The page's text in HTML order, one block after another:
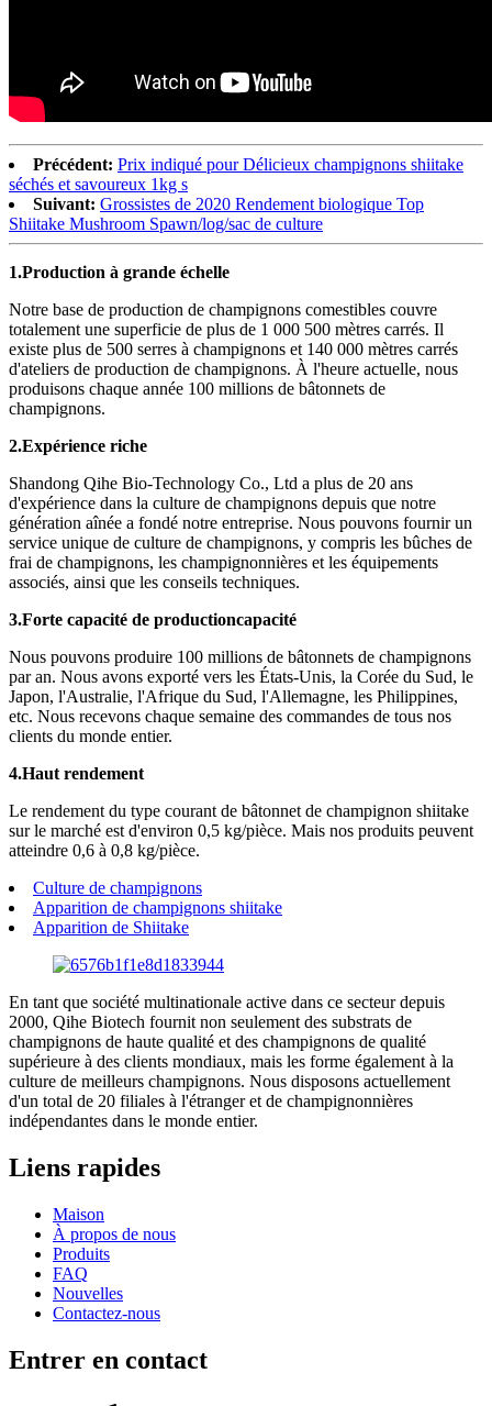
Précédent: Prix ​​indiqué pour Délicieux champignons shiitake
séchés et savoureux 1kg s
Suivant: Grossistes de 2020 Rendement biologique Top
Shiitake Mushroom Spawn/log/sac de culture
1.Production à grande échelle
Notre base de production de champignons comestibles couvre
totalement une superficie de plus de 1 000 500 mètres carrés. Il
existe plus de 500 serres à champignons et 140 000 mètres carrés
d'ateliers de production de champignons. À l'heure actuelle, nous
produisons chaque année 100 millions de bâtonnets de
champignons.
2.Expérience riche
Shandong Qihe Bio-Technology Co., Ltd a plus de 20 ans
d'expérience dans la culture de champignons depuis que notre
génération aînée a fondé notre entreprise. Nous pouvons fournir un
service unique de culture de champignons, y compris les bûches de
frai de champignons, les champignonnières et les équipements
associés, ainsi que les conseils techniques.
3.Forte capacité de productioncapacité
Nous pouvons produire 100 millions de bâtonnets de champignons
par an. Nous avons exporté vers les États-Unis, la Corée du Sud, le
Japon, l'Australie, l'Afrique du Sud, l'Allemagne, les Philippines,
etc. Nous recevons chaque semaine des commandes de tous nos
clients du monde entier.
4.Haut rendement
Le rendement du type courant de bâtonnet de champignon shiitake
sur le marché est d'environ 0,5 kg/pièce. Mais nos produits peuvent
atteindre 0,6 à 0,8 kg/pièce.
Culture de champignons
Apparition de champignons shiitake
Apparition de Shiitake
En tant que société multinationale active dans ce secteur depuis
2000, Qihe Biotech fournit non seulement des substrats de
champignons de haute qualité et des champignons de qualité
supérieure à des clients mondiaux, mais les forme également à la
culture de meilleurs champignons. Nous disposons actuellement
d'un total de 20 filiales à l'étranger et de champignonnières
indépendantes dans le monde entier.
Liens rapides
Maison
À propos de nous
Produits
FAQ
Nouvelles
Contactez-nous
Entrer en contact